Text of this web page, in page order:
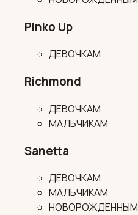
Pinko Up
ДЕВОЧКАМ
Richmond
ДЕВОЧКАМ
МАЛЬЧИКАМ
Sanetta
ДЕВОЧКАМ
МАЛЬЧИКАМ
НОВОРОЖДЕННЫМ